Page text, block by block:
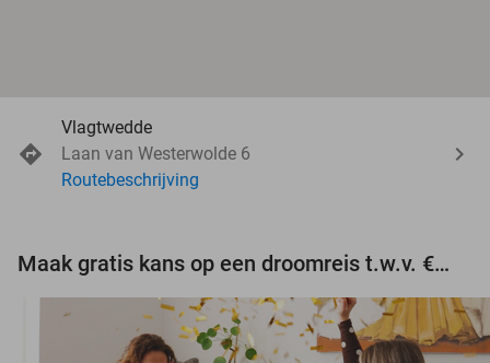
Vlagtwedde
Laan van Westerwolde 6
Routebeschrijving
Maak gratis kans op een droomreis t.w.v. €3.000!